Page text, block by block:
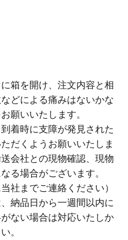
箱を開け、注文内容と相
どによる痛みはないかな
願いいたします。
着時に支障が発見された
だくようお願いいたしま
会社との現物確認、現物
る場合がございます。
社までご連絡ください）
納品日から一週間以内に
ない場合は対応いたしか
。